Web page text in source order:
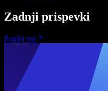
Zadnji prispevki
Poglej vse